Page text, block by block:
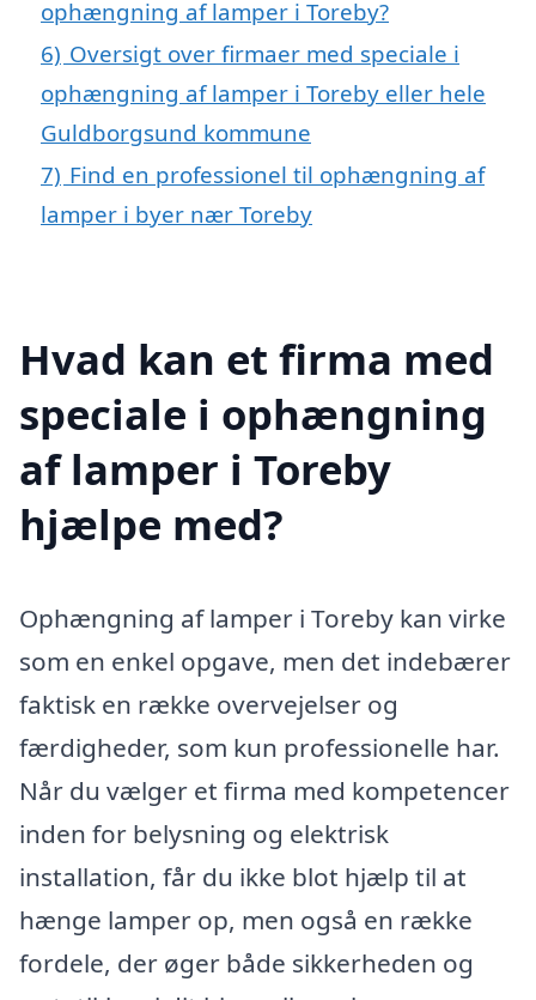
ophængning af lamper i Toreby?
6) Oversigt over firmaer med speciale i
ophængning af lamper i Toreby eller hele
Guldborgsund kommune
7) Find en professionel til ophængning af
lamper i byer nær Toreby
Hvad kan et firma med
speciale i ophængning
af lamper i Toreby
hjælpe med?
Ophængning af lamper i Toreby kan virke
som en enkel opgave, men det indebærer
faktisk en række overvejelser og
færdigheder, som kun professionelle har.
Når du vælger et firma med kompetencer
inden for belysning og elektrisk
installation, får du ikke blot hjælp til at
hænge lamper op, men også en række
fordele, der øger både sikkerheden og